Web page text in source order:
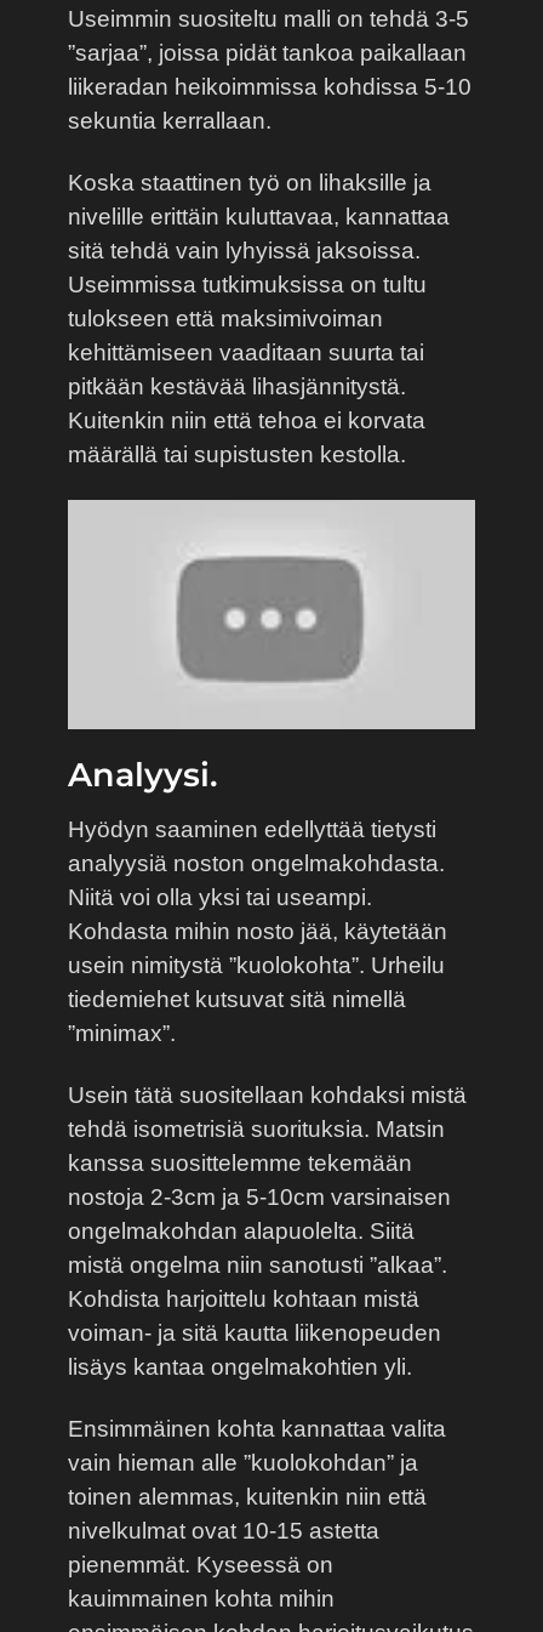
Useimmin suositeltu malli on tehdä 3-5
”sarjaa”, joissa pidät tankoa paikallaan
liikeradan heikoimmissa kohdissa 5-10
sekuntia kerrallaan.
Koska staattinen työ on lihaksille ja
nivelille erittäin kuluttavaa, kannattaa
sitä tehdä vain lyhyissä jaksoissa.
Useimmissa tutkimuksissa on tultu
tulokseen että maksimivoiman
kehittämiseen vaaditaan suurta tai
pitkään kestävää lihasjännitystä.
Kuitenkin niin että tehoa ei korvata
määrällä tai supistusten kestolla.
Analyysi.
Hyödyn saaminen edellyttää tietysti
analyysiä noston ongelmakohdasta.
Niitä voi olla yksi tai useampi.
Kohdasta mihin nosto jää, käytetään
usein nimitystä ”kuolokohta”. Urheilu
tiedemiehet kutsuvat sitä nimellä
”minimax”.
Usein tätä suositellaan kohdaksi mistä
tehdä isometrisiä suorituksia. Matsin
kanssa suosittelemme tekemään
nostoja 2-3cm ja 5-10cm varsinaisen
ongelmakohdan alapuolelta. Siitä
mistä ongelma niin sanotusti ”alkaa”.
Kohdista harjoittelu kohtaan mistä
voiman- ja sitä kautta liikenopeuden
lisäys kantaa ongelmakohtien yli.
Ensimmäinen kohta kannattaa valita
vain hieman alle ”kuolokohdan” ja
toinen alemmas, kuitenkin niin että
nivelkulmat ovat 10-15 astetta
pienemmät. Kyseessä on
kauimmainen kohta mihin